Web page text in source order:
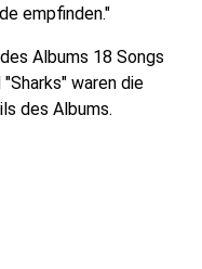
empfinden."
Albums 18 Songs
waren die
des Albums.